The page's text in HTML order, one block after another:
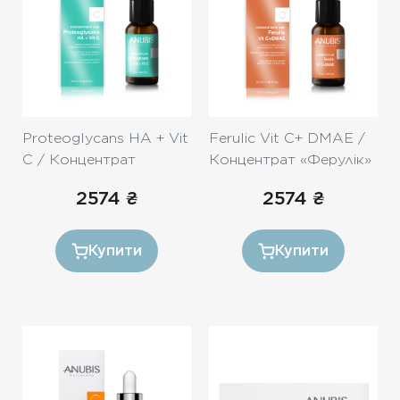
Proteoglycans HA + Vit
C / Концентрат
гіалуроновою
20ml
2574 ₴
Купити
Ferulic Vit C+ DMAE /
Концентрат «Ферулік»
2574 ₴
Купити